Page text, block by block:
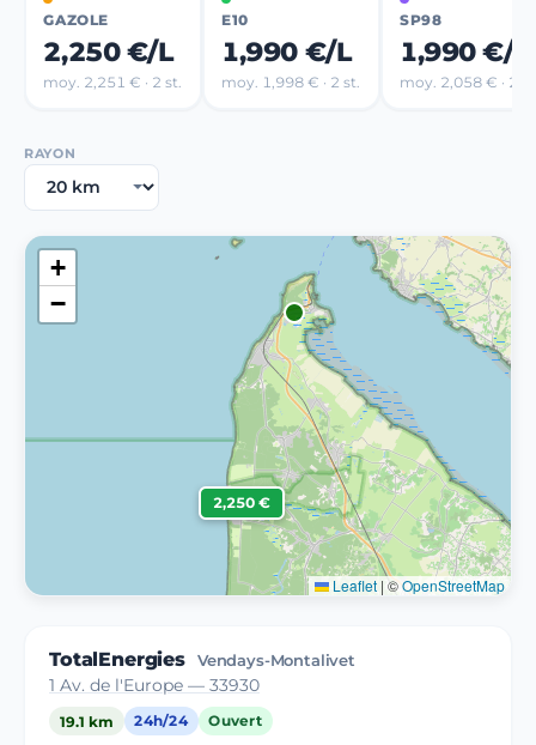
GAZOLE
2,250 €/L
moy. 2,251 € · 2 st.
E10
1,990 €/L
moy. 1,998 € · 2 st.
SP98
1,990 €/L
moy. 2,058 € · 2
RAYON
2,250 €
+
−
Leaflet | ©OpenStreetMap
TotalEnergies Vendays-Montalivet
1 Av. de l'Europe — 33930
19.1 km 24h/24 Ouvert